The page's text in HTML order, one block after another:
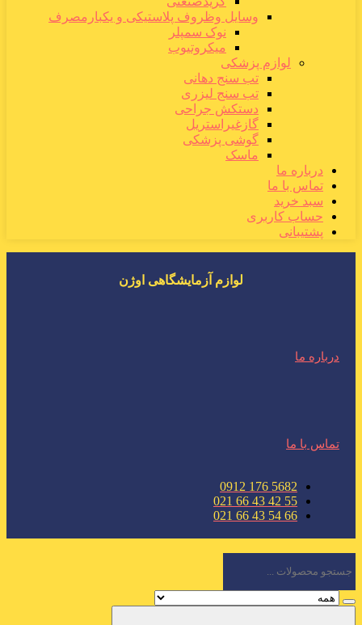
وسایل وظروف پلاستیکی و یکبارمصرف
نوک سمپلر
میکروتیوب
لوازم پزشکی
تب سنج دهانی
تب سنج لیزری
دستکش جراحی
گازغیراستریل
گوشی پزشکی
ماسک
درباره ما
تماس با ما
سبد خرید
حساب کاربری
پشتیبانی
لوازم آزمایشگاهی اوژن
درباره ما
تماس با ما
5682 176 0912
55 42 43 66 021
66 54 43 66 021